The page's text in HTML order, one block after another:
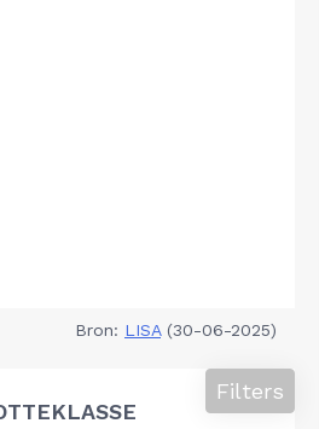
Bron: LISA(30-06-2025)
Filters